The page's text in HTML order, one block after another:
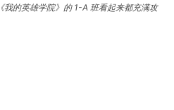
我的英雄学院》的 1-A 班看起来都充满攻